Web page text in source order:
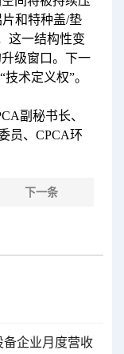
和特种盖/垫
这一结构性变
级窗口。下一
术定义权”。
副秘书长、
员、CPCA环
下一条
企业月度营收